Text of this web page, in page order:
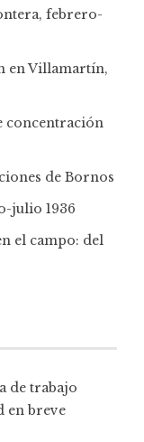
febrero-
en Villamartín,
concentración
de Bornos
julio 1936
el campo: del
de trabajo
en breve